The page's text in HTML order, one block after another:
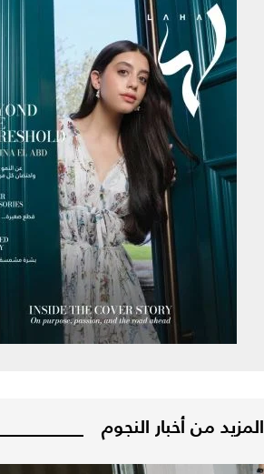
المزيد من أخبار النجوم